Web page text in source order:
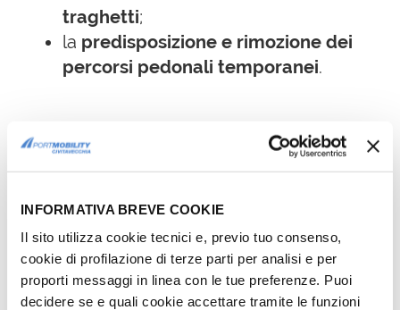
INFORMATIVA BREVE COOKIE
Il sito utilizza cookie tecnici e, previo tuo consenso,
cookie di profilazione di terze parti per analisi e per
proporti messaggi in linea con le tue preferenze. Puoi
decidere se e quali cookie accettare tramite le funzioni
traghetti;
la predisposizione e rimozione dei
percorsi pedonali temporanei.
Vota il contenuto:
Media:5 (2votes)